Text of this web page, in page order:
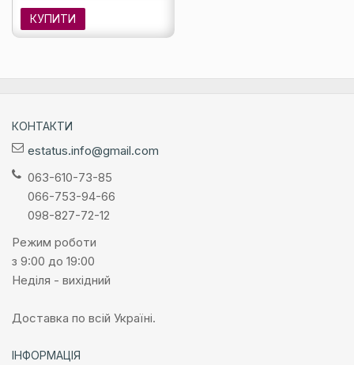
КУПИТИ
КОНТАКТИ
estatus.info@gmail.com
063-610-73-85
066-753-94-66
098-827-72-12
Режим роботи
з 9:00 до 19:00
Неділя - вихідний
Доставка по всій Україні.
ІНФОРМАЦІЯ